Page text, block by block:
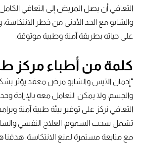
التعافي أن يصل المريض إلى التعافي
والشابو مع الحد الأدنى من خطر الانتكاسة،
على حياته بطريقة آمنة وطبية موثوقة.
كلمة من أطباء مركز
“إدمان الآيس والشابو مرض معقد يؤثر
والجسم، ولا يمكن التعامل معه بالإرادة
التعافي نركز على توفير بيئة طبية آمنة
تشمل سحب السموم، العلاج النفسي
مع متابعة مستمرة لمنع الانتكاسة.